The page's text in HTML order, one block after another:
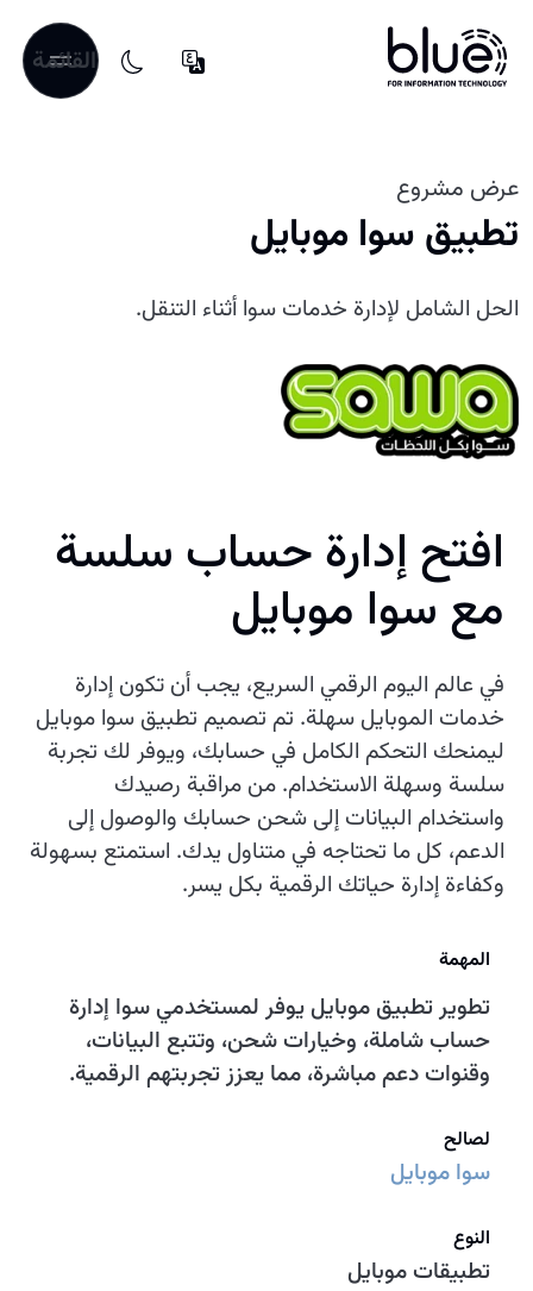
القائمة
عرض مشروع
تطبيق سوا موبايل
الحل الشامل لإدارة خدمات سوا أثناء التنقل.
افتح إدارة حساب سلسة
مع سوا موبايل
في عالم اليوم الرقمي السريع، يجب أن تكون إدارة
خدمات الموبايل سهلة. تم تصميم تطبيق سوا موبايل
ليمنحك التحكم الكامل في حسابك، ويوفر لك تجربة
سلسة وسهلة الاستخدام. من مراقبة رصيدك
واستخدام البيانات إلى شحن حسابك والوصول إلى
الدعم، كل ما تحتاجه في متناول يدك. استمتع بسهولة
وكفاءة إدارة حياتك الرقمية بكل يسر.
المهمة
تطوير تطبيق موبايل يوفر لمستخدمي سوا إدارة
حساب شاملة، وخيارات شحن، وتتبع البيانات،
وقنوات دعم مباشرة، مما يعزز تجربتهم الرقمية.
لصالح
سوا موبايل
النوع
تطبيقات موبايل